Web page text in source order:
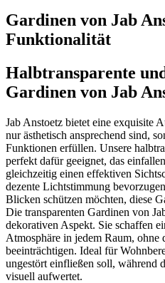
Gardinen von Jab
Funktionalität
Halbtransparente
Gardinen von Jab
Jab Anstoetz bietet eine exquisite
nur ästhetisch ansprechend sind,
Funktionen erfüllen. Unsere
perfekt dafür geeignet, das
gleichzeitig einen effektiven
dezente Lichtstimmung
Blicken schützen möchten, diese
Die transparenten Gardinen von
dekorativen Aspekt. Sie schaffen
Atmosphäre in jedem Raum, ohne
beeinträchtigen. Ideal für
ungestört einfließen soll, während
visuell aufwertet.